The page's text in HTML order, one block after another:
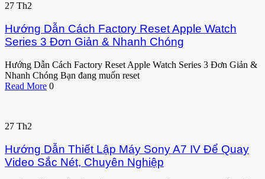
27 Th2
Hướng Dẫn Cách Factory Reset Apple Watch
Series 3 Đơn Giản & Nhanh Chóng
Hướng Dẫn Cách Factory Reset Apple Watch Series 3 Đơn Giản &
Nhanh Chóng Bạn đang muốn reset
Read More 0
27 Th2
Hướng Dẫn Thiết Lập Máy Sony A7 IV Để Quay
Video Sắc Nét, Chuyên Nghiệp